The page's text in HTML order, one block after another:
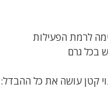
לרמת הפעילות
בכל גרם
קטן עושה את כל ההבדל: